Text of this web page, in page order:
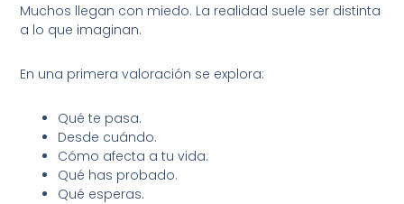
Muchos llegan con miedo. La realidad suele ser distinta
a lo que imaginan.
En una primera valoración se explora:
Qué te pasa.
Desde cuándo.
Cómo afecta a tu vida.
Qué has probado.
Qué esperas.